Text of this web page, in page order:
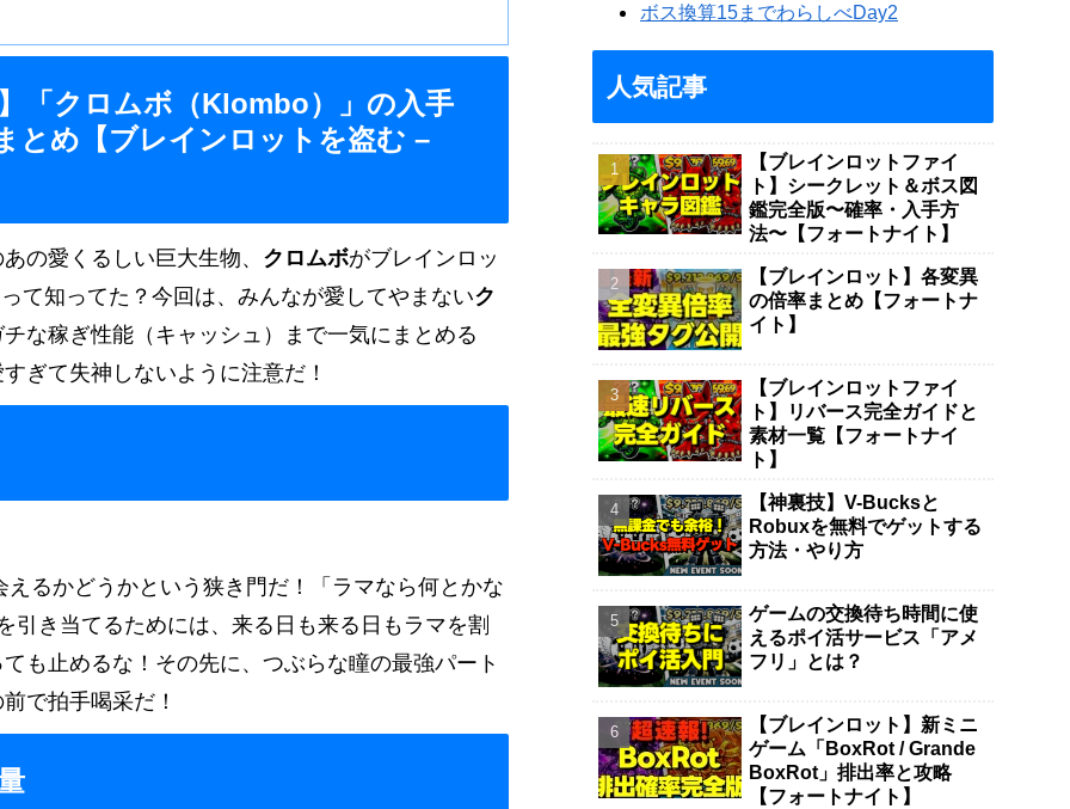
「クロムボ（Klombo）」の入手
とめ【ブレインロットを盗む –
の愛くるしい巨大生物、 クロムボがブレインロッ
て知ってた？今回は、みんなが愛してやまないク
な稼ぎ性能（キャッシュ）まで一気にまとめる
ぎて失神しないように注意だ！
るかどうかという狭き門だ！「ラマなら何とかな
き当てるためには、来る日も来る日もラマを割
も止めるな！その先に、つぶらな瞳の最強パート
で拍手喝采だ！
ボス換算15までわらしべDay2
人気記事
【ブレインロットファイ
ト】シークレット＆ボス図
鑑完全版〜確率・入手方
法〜【フォートナイト】
【ブレインロット】各変異
の倍率まとめ【フォートナ
イト】
【ブレインロットファイ
ト】リバース完全ガイドと
素材一覧【フォートナイ
ト】
【神裏技】V-Bucksと
Robuxを無料でゲットする
方法・やり方
ゲームの交換待ち時間に使
えるポイ活サービス「アメ
フリ」とは？
【ブレインロット】新ミニ
ゲーム「BoxRot / Grande
BoxRot」排出率と攻略
【フォートナイト】